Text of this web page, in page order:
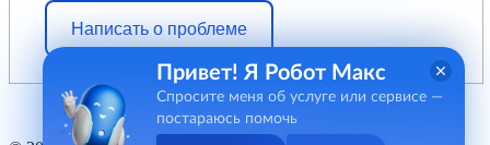
Написать о проблеме
Привет! Я Робот Макс
Спросите меня об услуге или сервисе —
постараюсь помочь